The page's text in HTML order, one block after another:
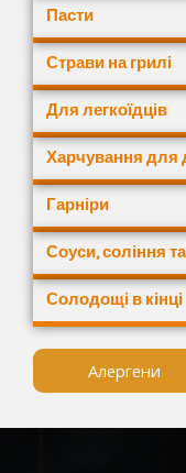
Пасти
Страви на грилі
Для легкоїдців
Харчування для
Гарніри
Соуси, соління та
Солодощі в кінці
Алергени